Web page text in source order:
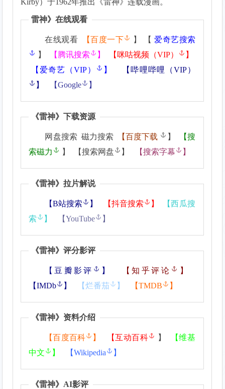
Kirby）于1962年推出《雷神》连载漫画。
雷神》在线观看
在线观看 【百度一下 】 【 爱奇艺搜索
】
【 腾讯搜索 】 【 咪咕视频（VIP）
】
【 爱奇艺（VIP） 】 【 哔哩哔哩（VIP）
】
【Google 】
《雷神》下载资源
网盘搜索 磁力搜索 【百度下载 】 【搜
索磁力
】 【搜索网盘 】 【搜索字幕 】
《雷神》拉片解说
【B站搜索 】 【抖音搜索 】 【西瓜搜
索
】 【YouTube 】
《雷神》评分影评
【 豆瓣影评 】 【知乎评论
】
【IMDb 】 【烂番茄 】 【TMDB 】
《雷神》资料介绍
【百度百科 】 【互动百科 】 【维基
中文
】 【Wikipedia 】
《雷神》AI影评